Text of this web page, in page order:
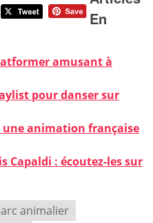
En
amusant à
pour danser sur
une animation française
Capaldi : écoutez-les sur
animalier